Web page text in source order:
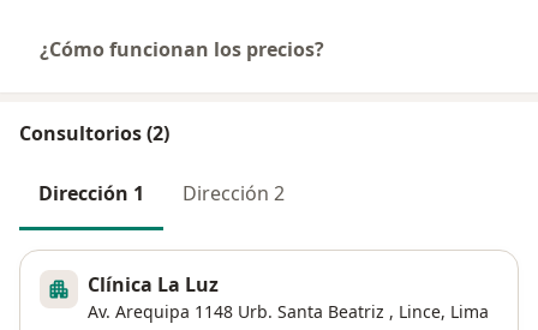
¿Cómo funcionan los precios?
Consultorios (2)
Dirección 1 Dirección 2
Clínica La Luz
Av. Arequipa 1148 Urb. Santa Beatriz , Lince, Lima